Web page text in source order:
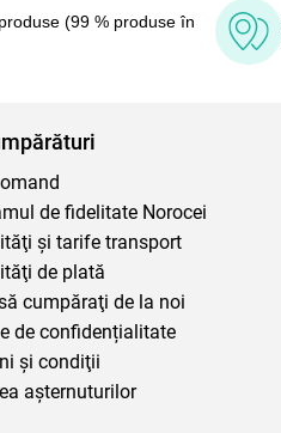
(99 % produse în
de fidelitate Norocei
şi tarife transport
de plată
cumpăraţi de la noi
de confidențialitate
şi condiţii
așternuturilor